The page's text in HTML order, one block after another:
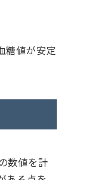
糖値が安定
数値を計